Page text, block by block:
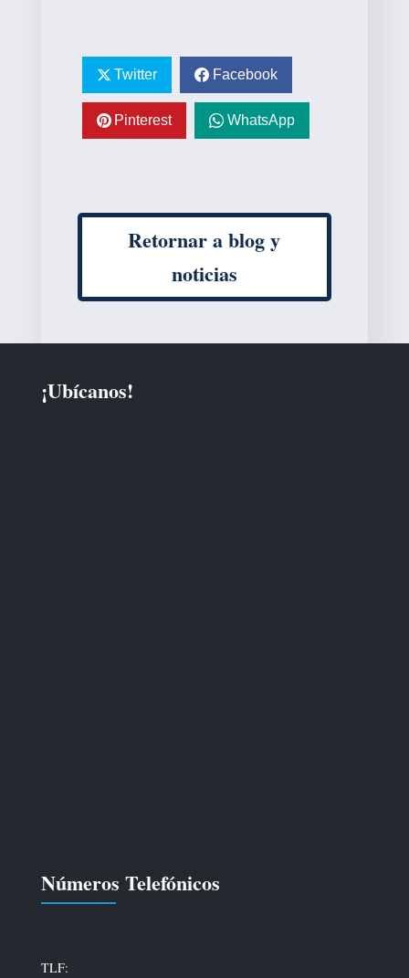
Twitter Facebook
Pinterest WhatsApp
Retornar a blog y
noticias
¡Ubícanos!
Números Telefónicos
TLF: